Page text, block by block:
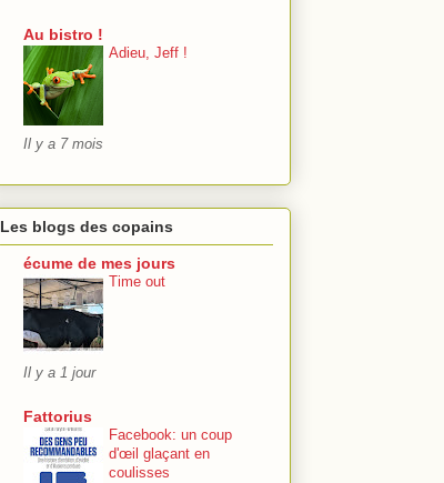
Au bistro !
Adieu, Jeff !
Il y a 7 mois
Les blogs des copains
écume de mes jours
Time out
Il y a 1 jour
Fattorius
Facebook: un coup
d'œil glaçant en
coulisses